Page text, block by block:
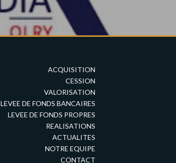
ACQUISITION
CESSION
VALORISATION
LEVEE DE FONDS BANCAIRES
LEVEE DE FONDS PROPRES
REALISATIONS
ACTUALITES
NOTRE EQUIPE
CONTACT